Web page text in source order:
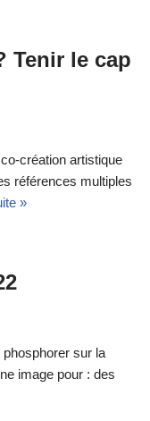
Tenir le cap
création artistique
références multiples
»
sur la
image pour : des